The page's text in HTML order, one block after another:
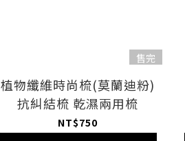
售完
植物纖維時尚梳(莫蘭迪粉)
抗糾結梳 乾濕兩用梳
NT$750